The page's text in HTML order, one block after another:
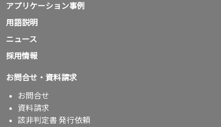
アプリケーション事例
用語説明
ニュース
採用情報
お問合せ・資料請求
お問合せ
資料請求
該非判定書 発行依頼